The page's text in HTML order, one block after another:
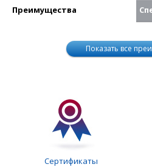
Преимущества
Показать все
Сертификаты